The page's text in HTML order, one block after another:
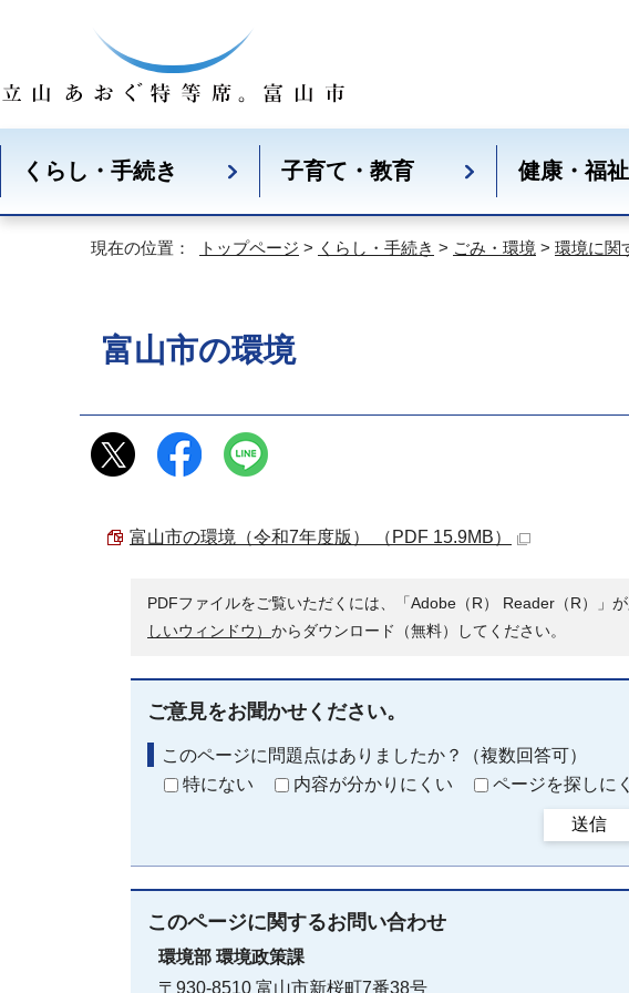
くらし・手続き 子育て・教育 健康・福祉
現在の位置： トップページ > くらし・手続き > ごみ・環境 > 環境に関
富山市の環境
富山市の環境（令和7年度版） （PDF 15.9MB）
PDFファイルをご覧いただくには、「Adobe（R） Reader（R）」
しいウィンドウ） からダウンロード（無料）してください。
ご意見をお聞かせください。
このページに問題点はありましたか？（複数回答可）
特にない
内容が分かりにくい ページを探しに
送信
このページに関するお問い合わせ
環境部 環境政策課
〒930-8510 富山市新桜町7番38号